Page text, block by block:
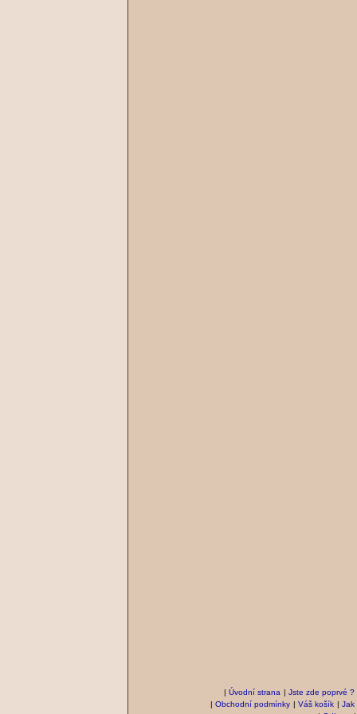
| Úvodní strana | Jste zde poprvé ?
| Obchodní podmínky | Váš košík | Jak